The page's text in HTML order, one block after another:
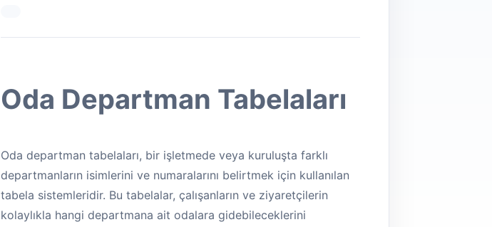
Oda Departman Tabelaları
Oda departman tabelaları, bir işletmede veya kuruluşta farklı
departmanların isimlerini ve numaralarını belirtmek için kullanılan
tabela sistemleridir. Bu tabelalar, çalışanların ve ziyaretçilerin
kolaylıkla hangi departmana ait odalara gidebileceklerini